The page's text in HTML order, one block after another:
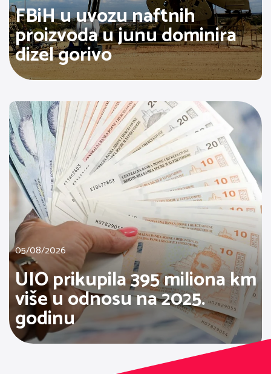
FBiH u uvozu naftnih
proizvoda u junu dominira
dizel gorivo
05/08/2026
UIO prikupila 395 miliona km
više u odnosu na 2025.
godinu